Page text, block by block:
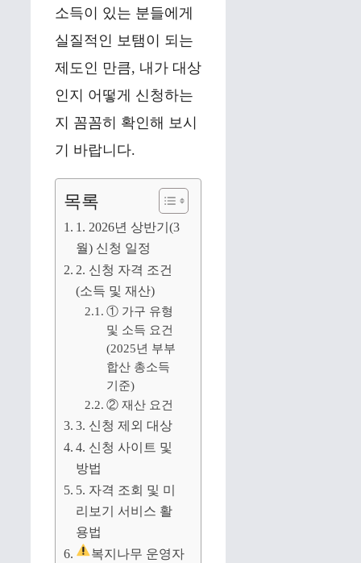
소득이 있는 분들에게
실질적인 보탬이 되는
제도인 만큼, 내가 대상
인지 어떻게 신청하는
지 꼼꼼히 확인해 보시
기 바랍니다.
목록
1. 2026년 상반기(3
월) 신청 일정
2. 신청 자격 조건
(소득 및 재산)
① 가구 유형
및 소득 요건
(2025년 부부
합산 총소득
기준)
② 재산 요건
3. 신청 제외 대상
4. 신청 사이트 및
방법
5. 자격 조회 및 미
리보기 서비스 활
용법
복지나무 운영자